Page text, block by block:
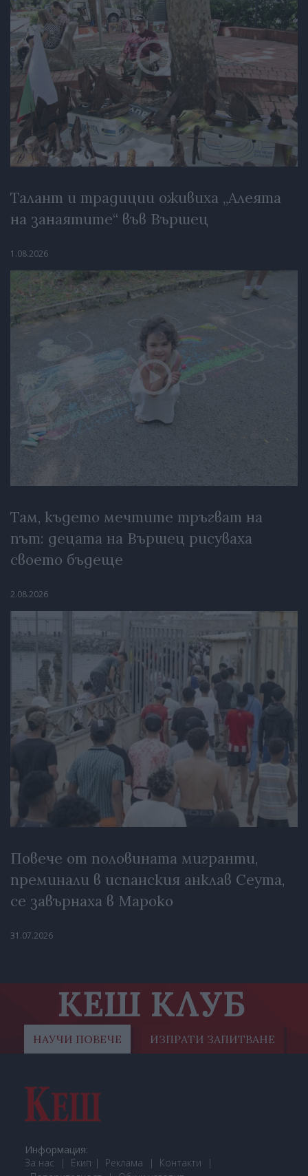
Талант и традиции оживиха „Алеята
на занаятите“ във Вършец
1.08.2026
Там, където мечтите тръгват на
път: децата на Вършец рисуваха
своето бъдеще
2.08.2026
Повече от половината мигранти,
преминали в испанския анклав Сеута,
се завърнаха в Мароко
31.07.2026
КЕШ КЛУБ
НАУЧИ ПОВЕЧЕ ИЗПРАТИ ЗАПИТВАНЕ
Информация:
За нас
Екип Реклама
Контакти